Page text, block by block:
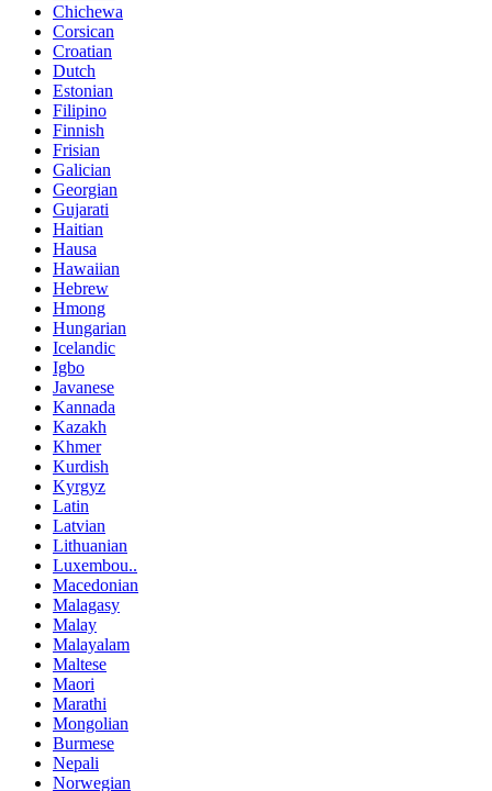
Chichewa
Corsican
Croatian
Dutch
Estonian
Filipino
Finnish
Frisian
Galician
Georgian
Gujarati
Haitian
Hausa
Hawaiian
Hebrew
Hmong
Hungarian
Icelandic
Igbo
Javanese
Kannada
Kazakh
Khmer
Kurdish
Kyrgyz
Latin
Latvian
Lithuanian
Luxembou..
Macedonian
Malagasy
Malay
Malayalam
Maltese
Maori
Marathi
Mongolian
Burmese
Nepali
Norwegian